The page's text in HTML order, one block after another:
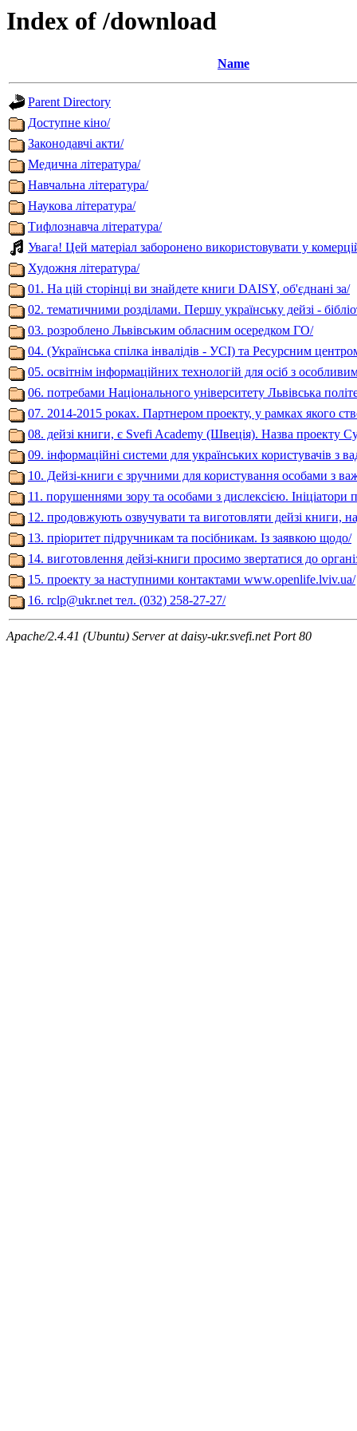
Index of /download
Name
Parent Directory
Доступне кіно/
Законодавчі акти/
Медична література/
Навчальна література/
Наукова література/
Тифлознавча література/
Увага! Цей матеріал заборонено використовувати у
Художня література/
01. На цій сторінці ви знайдете книги DAISY, об'єднані за/
02. тематичними розділами. Першу українську дейзі -
03. розроблено Львівським обласним осередком ГО/
04. (Українська спілка інвалідів - УСІ) та Ресурсним
05. освітнім інформаційних технологій для осіб з
06. потребами Національного університету Львівська
07. 2014-2015 роках. Партнером проекту, у рамках якого
08. дейзі книги, є Svefi Academy (Швеція). Назва проекту
09. інформаційні системи для українських користувачів з
10. Дейзі-книги є зручними для користування особами з
11. порушеннями зору та особами з дислексією. Ініціатори
12. продовжують озвучувати та виготовляти дейзі книги,
13. пріоритет підручникам та посібникам. Із заявкою щодо/
14. виготовлення дейзі-книги просимо звертатися до
15. проекту за наступними контактами www.openlife.lviv.ua/
16. rclp@ukr.netтел. (032) 258-27-27/
Apache/2.4.41 (Ubuntu) Server at daisy-ukr.svefi.net Port 80